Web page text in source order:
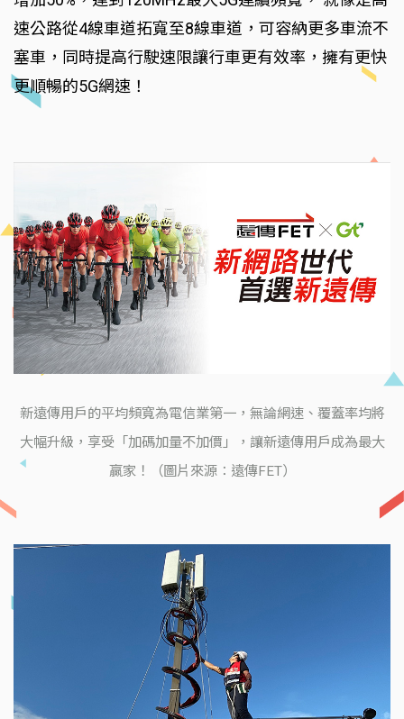
速公路從4線車道拓寬至8線車道，可容納更多車流不
塞車，同時提高行駛速限讓行車更有效率，擁有更快
更順暢的5G網速！
新遠傳用戶的平均頻寬為電信業第一，無論網速、覆蓋率均將
大幅升級，享受「加碼加量不加價」，讓新遠傳用戶成為最大
贏家！（圖片來源：遠傳FET）